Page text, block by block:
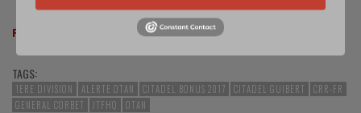
Photos © CRR-Fr, 2017
TAGS:
1ERE DIVISION ALERTE OTAN CITADEL BONUS 2017 CITADEL GUIBERT
CRR-FR
GENERAL CORBET
JTFHQ OTAN